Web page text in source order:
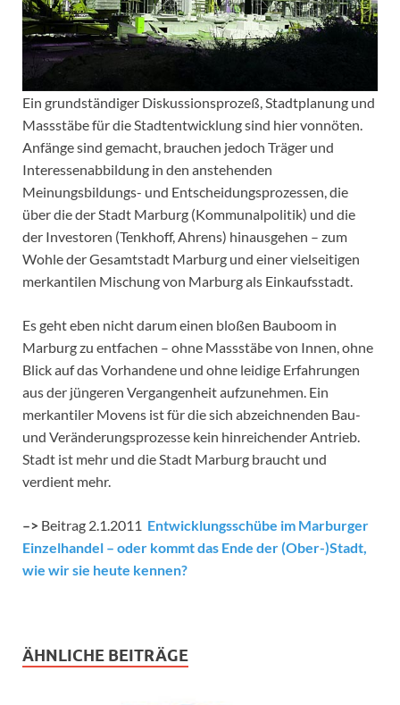
Ein grundständiger Diskussionsprozeß, Stadtplanung und
Massstäbe für die Stadtentwicklung sind hier vonnöten.
Anfänge sind gemacht, brauchen jedoch Träger und
Interessenabbildung in den anstehenden
Meinungsbildungs- und Entscheidungsprozessen, die
über die der Stadt Marburg (Kommunalpolitik) und die
der Investoren (Tenkhoff, Ahrens) hinausgehen – zum
Wohle der Gesamtstadt Marburg und einer vielseitigen
merkantilen Mischung von Marburg als Einkaufsstadt.
Es geht eben nicht darum einen bloßen Bauboom in
Marburg zu entfachen – ohne Massstäbe von Innen, ohne
Blick auf das Vorhandene und ohne leidige Erfahrungen
aus der jüngeren Vergangenheit aufzunehmen. Ein
merkantiler Movens ist für die sich abzeichnenden Bau-
und Veränderungsprozesse kein hinreichender Antrieb.
Stadt ist mehr und die Stadt Marburg braucht und
verdient mehr.
–> Beitrag 2.1.2011 Entwicklungsschübe im Marburger
Einzelhandel – oder kommt das Ende der (Ober-)Stadt,
wie wir sie heute kennen?
ÄHNLICHE BEITRÄGE